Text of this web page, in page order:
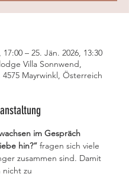
17:00 – 25. Jän. 2026, 13:30
Villa Sonnwend,
4575 Mayrwinkl, Österreich
im Gespräch
hin?“ fragen sich viele
zusammen sind. Damit
nicht zu